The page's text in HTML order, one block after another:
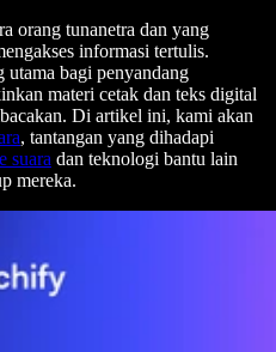
orang tunanetra dan yang
informasi tertulis.
bagi penyandang
materi cetak dan teks digital
Di artikel ini, kami akan
, tantangan yang dihadapi
suara dan teknologi bantu lain
mereka.